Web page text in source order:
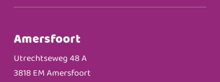
Amersfoort
Utrechtseweg 48 A
3818 EM Amersfoort